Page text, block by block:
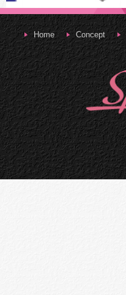
Home Concept